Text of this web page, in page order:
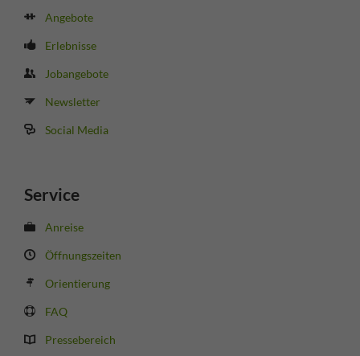
Angebote
Erlebnisse
Jobangebote
Newsletter
Social Media
Service
Anreise
Öffnungszeiten
Orientierung
FAQ
Pressebereich